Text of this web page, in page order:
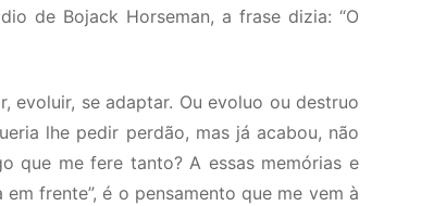
de Bojack Horseman, a frase dizia: “O
evoluir, se adaptar. Ou evoluo ou destruo
lhe pedir perdão, mas já acabou, não
que me fere tanto? A essas memórias e
frente”, é o pensamento que me vem à